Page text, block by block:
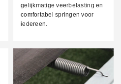
gelijkmatige veerbelasting en
comfortabel springen voor
iedereen.